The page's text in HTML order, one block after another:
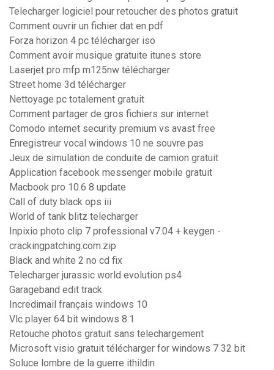
Telecharger logiciel pour retoucher des photos gratuit
Comment ouvrir un fichier dat en pdf
Forza horizon 4 pc télécharger iso
Comment avoir musique gratuite itunes store
Laserjet pro mfp m125nw télécharger
Street home 3d télécharger
Nettoyage pc totalement gratuit
Comment partager de gros fichiers sur internet
Comodo internet security premium vs avast free
Enregistreur vocal windows 10 ne souvre pas
Jeux de simulation de conduite de camion gratuit
Application facebook messenger mobile gratuit
Macbook pro 10.6 8 update
Call of duty black ops iii
World of tank blitz telecharger
Inpixio photo clip 7 professional v7.04 + keygen -
crackingpatching.com.zip
Black and white 2 no cd fix
Telecharger jurassic world evolution ps4
Garageband edit track
Incredimail français windows 10
Vlc player 64 bit windows 8.1
Retouche photos gratuit sans telechargement
Microsoft visio gratuit télécharger for windows 7 32 bit
Soluce lombre de la guerre ithildin